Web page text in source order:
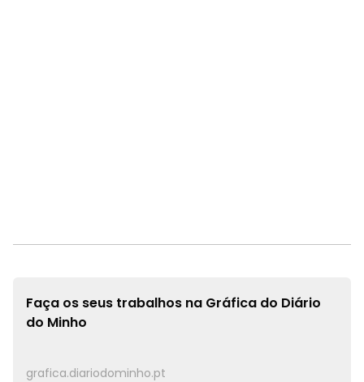
Faça os seus trabalhos na Gráfica do Diário
do Minho
grafica.diariodominho.pt